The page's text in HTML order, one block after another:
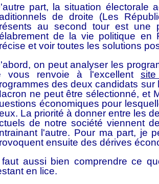
part, la situation électorale
de droite (Les
au second tour est une
de la vie politique en
et voir toutes les solutions
on peut analyser les
vous renvoie à l'excellent
des deux candidats
ne peut être sélectionné, et
économiques pour
La priorité à donner entre les
de notre société viennent
l'autre. Pour ma part, je
ensuite des dérives
faut aussi bien comprendre ce
en lice.